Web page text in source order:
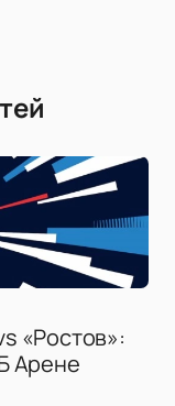
«Ростов»:
Арене